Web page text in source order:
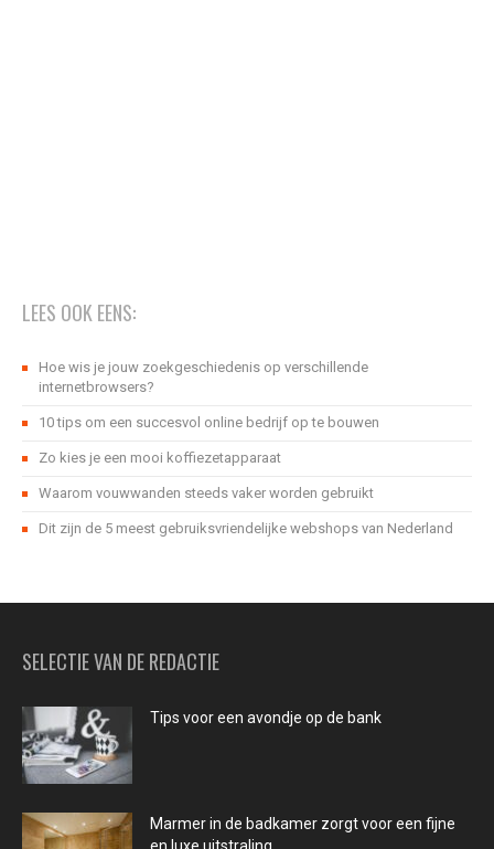
LEES OOK EENS:
Hoe wis je jouw zoekgeschiedenis op verschillende
internetbrowsers?
10 tips om een succesvol online bedrijf op te bouwen
Zo kies je een mooi koffiezetapparaat
Waarom vouwwanden steeds vaker worden gebruikt
Dit zijn de 5 meest gebruiksvriendelijke webshops van Nederland
SELECTIE VAN DE REDACTIE
Tips voor een avondje op de bank
Marmer in de badkamer zorgt voor een fijne